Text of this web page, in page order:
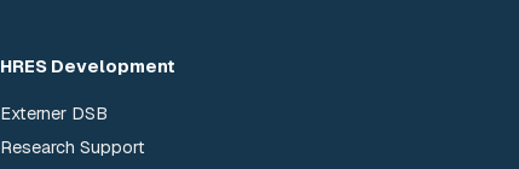
HRES Development
Externer DSB
Research Support